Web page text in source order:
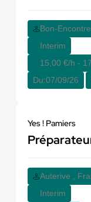
Bon-
Interim
15,00 €/h -
Du:07/09/26
Yes ! Pamiers
Auterive ,
Interim